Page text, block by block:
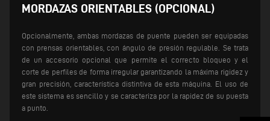
MORDAZAS ORIENTABLES (OPCIONAL)
Opcionalmente, ambas mordazas de puente pueden ser equipadas
con prensas orientables, con ángulo de presión regulable. Se trata
de un accesorio opcional que permite el correcto bloqueo y el
corte de perfiles de forma irregular garantizando la máxima rigidez y
gran precisión, característica distintiva de esta máquina. El uso de
este sistema es sencillo y se caracteriza por la rapidez de su puesta
a punto.